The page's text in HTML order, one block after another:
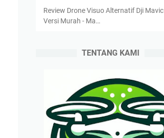
Review Drone Visuo Alternatif Dji Mavic
Versi Murah - Ma…
TENTANG KAMI